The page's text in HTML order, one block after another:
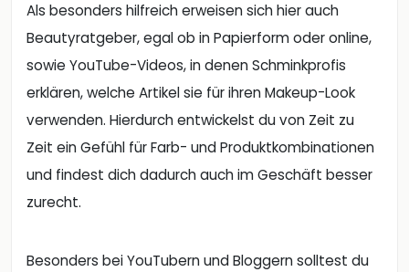
Als besonders hilfreich erweisen sich hier auch
Beautyratgeber, egal ob in Papierform oder online,
sowie YouTube-Videos, in denen Schminkprofis
erklären, welche Artikel sie für ihren Makeup-Look
verwenden. Hierdurch entwickelst du von Zeit zu
Zeit ein Gefühl für Farb- und Produktkombinationen
und findest dich dadurch auch im Geschäft besser
zurecht.
Besonders bei YouTubern und Bloggern solltest du